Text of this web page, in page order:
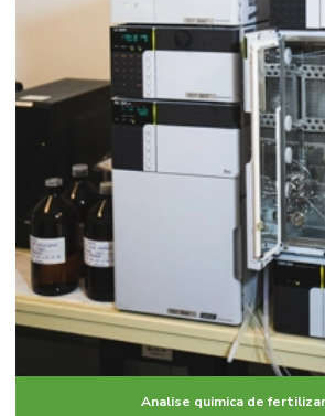
Analise quimica de